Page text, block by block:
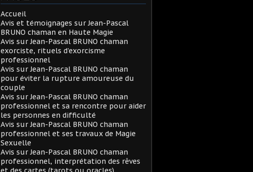
Accueil
Avis et témoignages sur Jean-Pascal
BRUNO chaman en Haute Magie
Avis sur Jean-Pascal BRUNO chaman
exorciste, rituels d’exorcisme
professionnel
Avis sur Jean-Pascal BRUNO chaman
pour éviter la rupture amoureuse du
couple
Avis sur Jean-Pascal BRUNO chaman
professionnel et sa rencontre pour aider
les personnes en difficulté
Avis sur Jean-Pascal BRUNO chaman
professionnel et ses travaux de Magie
Sexuelle
Avis sur Jean-Pascal BRUNO chaman
professionnel, interprétation des rêves